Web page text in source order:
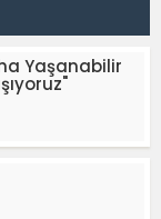
Yaşanabilir